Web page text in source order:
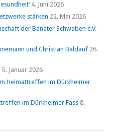
4. Juni 2026
stärken 22. Mai 2026
der Banater Schwaben e.V.
und Christian Baldauf 26.
5. Januar 2026
Heimattreffen im Dürkheimer
im Dürkheimer Fass 8.